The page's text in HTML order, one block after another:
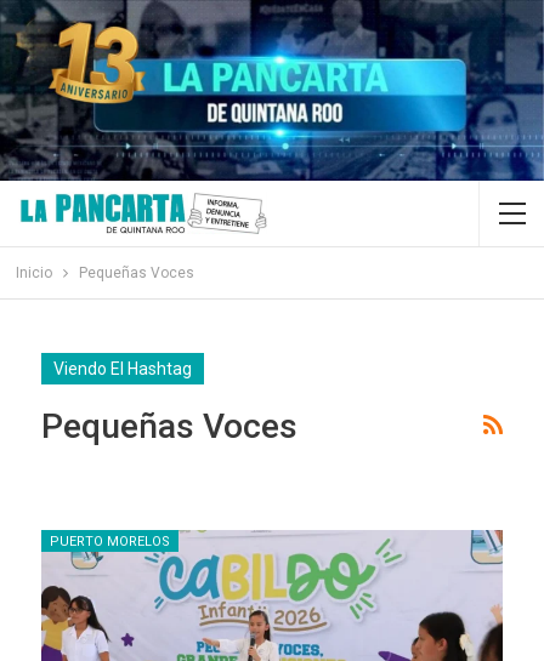
Inicio Pequeñas Voces
Viendo El Hashtag
Pequeñas Voces
PUERTO MORELOS